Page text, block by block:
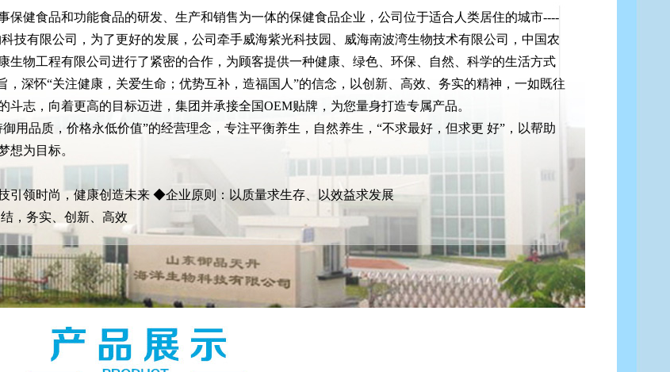
保健食品和功能食品的研发、生产和销售为一体的保健食品企业，公司位于适合人类居住的城市----
技有限公司，为了更好的发展，公司牵手威海紫光科技园、威海南波湾生物技术有限公司，中国农
生物工程有限公司进行了紧密的合作，为顾客提供一种健康、绿色、环保、自然、科学的生活方式
，深怀“关注健康，关爱生命；优势互补，造福国人”的信念，以创新、高效、务实的精神，一如既往
志，向着更高的目标迈进，集团并承接全国OEM贴牌，为您量身打造专属产品。
用品质，价格永低价值”的经营理念，专注平衡养生，自然养生，“不求最好，但求更 好”，以帮助
想为目标。
领时尚，健康创造未来 ◆企业原则：以质量求生存、以效益求发展
，务实、创新、高效